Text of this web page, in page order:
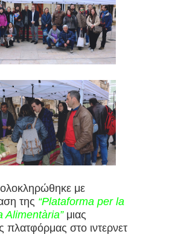
με
της “Plataforma per la
Alimentària”μιας
πλατφόρμας στο ιντερνετ